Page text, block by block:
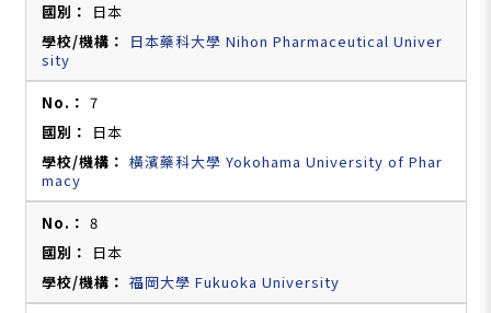
日本
日本藥科大學 Nihon Pharmaceutical Univer
sity
7
日本
橫濱藥科大學 Yokohama University of Phar
macy
8
日本
福岡大學 Fukuoka University